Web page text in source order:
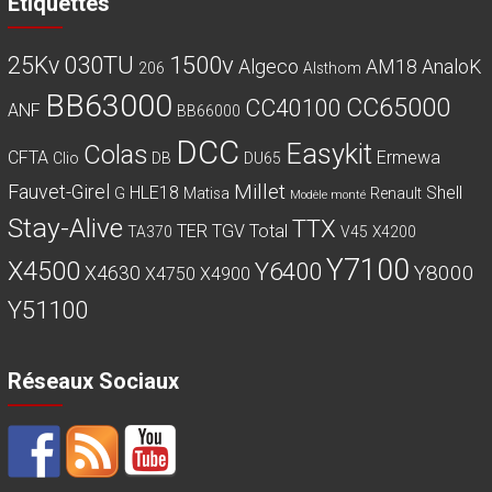
25Kv 030TU 206 1500v Algeco Alsthom AM18 AnaloK
ANF BB63000 BB66000 CC40100 CC65000
CFTA Clio Colas DB DCC DU65 Easykit Ermewa
Fauvet-Girel G HLE18 Matisa Millet Modèle monté Renault Shell
Stay-Alive TA370 TER TGV Total TTX V45 X4200
X4500 X4630 X4750 X4900 Y6400Y7100 Y8000
Y51100
Réseaux Sociaux